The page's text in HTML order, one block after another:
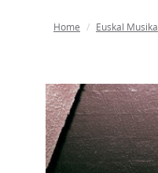
Home Euskal Musika